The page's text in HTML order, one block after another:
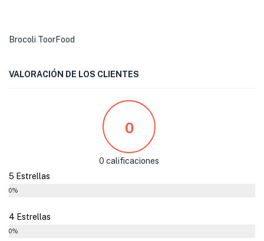
Brocoli ToorFood
VALORACIÓN DE LOS CLIENTES
0
0 calificaciones
5 Estrellas
0%
4 Estrellas
0%